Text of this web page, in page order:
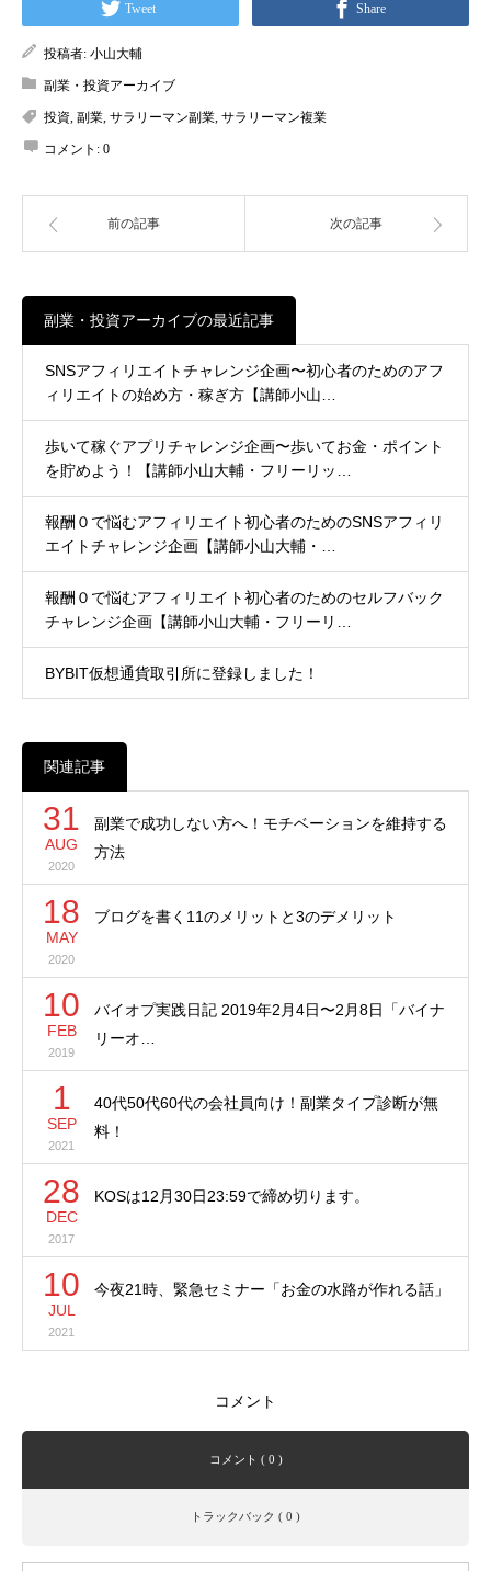
Tweet Share
投稿者: 小山大輔
副業・投資アーカイブ
投資, 副業, サラリーマン副業, サラリーマン複業
コメント: 0
前の記事 次の記事
副業・投資アーカイブの最近記事
SNSアフィリエイトチャレンジ企画〜初心者のためのアフ
ィリエイトの始め方・稼ぎ方【講師小山…
歩いて稼ぐアプリチャレンジ企画〜歩いてお金・ポイント
を貯めよう！【講師小山大輔・フリーリッ…
報酬０で悩むアフィリエイト初心者のためのSNSアフィリ
エイトチャレンジ企画【講師小山大輔・…
報酬０で悩むアフィリエイト初心者のためのセルフバック
チャレンジ企画【講師小山大輔・フリーリ…
BYBIT仮想通貨取引所に登録しました！
関連記事
31
AUG
2020
副業で成功しない方へ！モチベーションを維持する
方法
18
MAY
2020
ブログを書く11のメリットと3のデメリット
10
FEB
2019
バイオプ実践日記 2019年2月4日〜2月8日「バイナ
リーオ…
1
SEP
2021
40代50代60代の会社員向け！副業タイプ診断が無
料！
28
DEC
2017
KOSは12月30日23:59で締め切ります。
10
JUL
2021
今夜21時、緊急セミナー「お金の水路が作れる話」
コメント
コメント ( 0 )
トラックバック ( 0 )